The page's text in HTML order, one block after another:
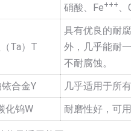
硝酸、Fe+++ 、
Ta）T
具有优良的耐
外，几乎能耐
不耐腐蚀。
合金Y
几乎适用于所
化钨W 耐磨性好，可